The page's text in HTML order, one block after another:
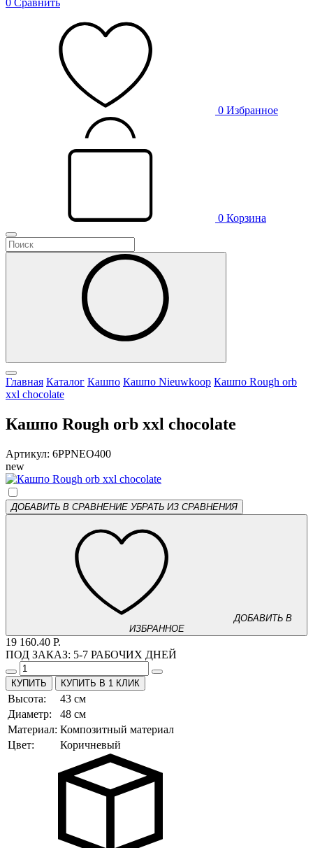
0 Сравнить
0 Избранное
0 Корзина
Главная Каталог Кашпо Кашпо Nieuwkoop Кашпо Rough orb
xxl chocolate
Кашпо Rough orb xxl chocolate
Артикул: 6PPNEO400
new
ДОБАВИТЬ В СРАВНЕНИЕ УБРАТЬ ИЗ СРАВНЕНИЯ
ДОБАВИТЬ В
ИЗБРАННОЕ
19 160.40 Р.
ПОД ЗАКАЗ: 5-7 РАБОЧИХ ДНЕЙ
КУПИТЬ В 1 КЛИК
Высота:
43 см
Диаметр:
48 см
Материал: Композитный материал
Цвет:
Коричневый